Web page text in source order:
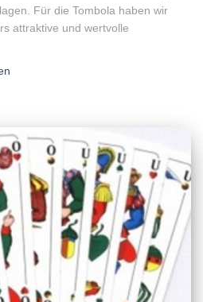
Für die Tombola haben wir
attraktive und wertvolle